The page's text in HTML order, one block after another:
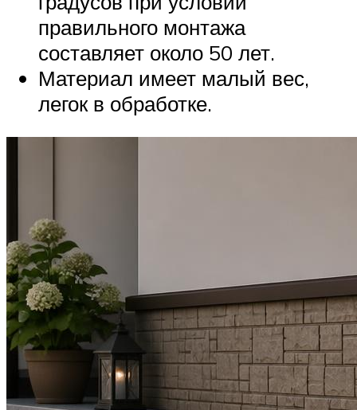
правильного монтажа
составляет около 50 лет.
Материал имеет малый вес,
легок в обработке.